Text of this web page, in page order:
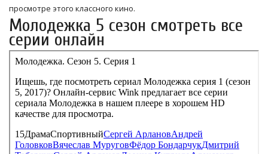
просмотре этого классного кино.
Молодежка 5 сезон смотреть все
серии онлайн